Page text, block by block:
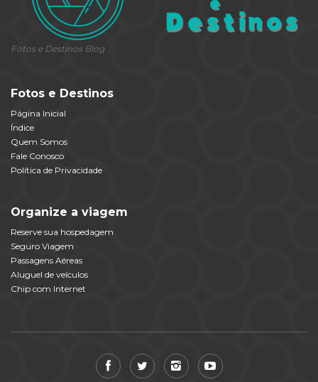
Fotos e Destinos Blog
Fotos e Destinos
Página Inicial
Índice
Quem Somos
Fale Conosco
Política de Privacidade
Organize a viagem
Reserve sua hospedagem
Seguro Viagem
Passagens Aéreas
Aluguel de veículos
Chip com Internet